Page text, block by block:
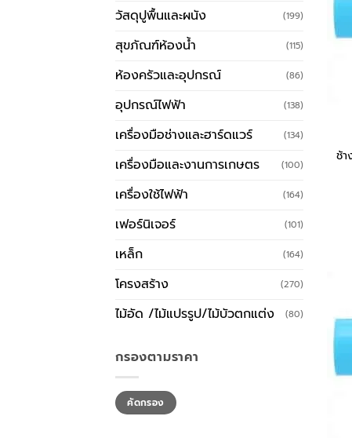
วัสดุปูพื้นและผนัง (199)
สุขภัณฑ์ห้องน้ำ (115)
ห้องครัวและอุปกรณ์ (86)
อุปกรณ์ไฟฟ้า (138)
เครื่องมือช่างและฮาร์ดแวร์ (134)
เครื่องมือและงานการเกษตร (100)
เครื่องใช้ไฟฟ้า (164)
เฟอร์นิเจอร์ (101)
เหล็ก (164)
โครงสร้าง (270)
ไม้อัด /ไม้แปรรูป/ไม้บัวตกแต่ง (80)
กรองตามราคา
ราคา
ต่ำ
สุด
ราคา
สูงสุดคัดกรอง
ช้